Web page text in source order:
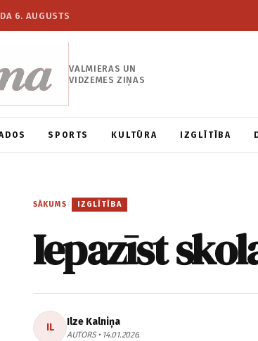
6. AUGUSTS
VALMIERAS UN
VIDZEMES ZIŅAS
SPORTS KULTŪRA IZGLĪTĪBA
SĀKUMS / IZGLĪTĪBA
Iepazīst
IL Ilze Kalniņa
AUTORS • 14.01.2026.